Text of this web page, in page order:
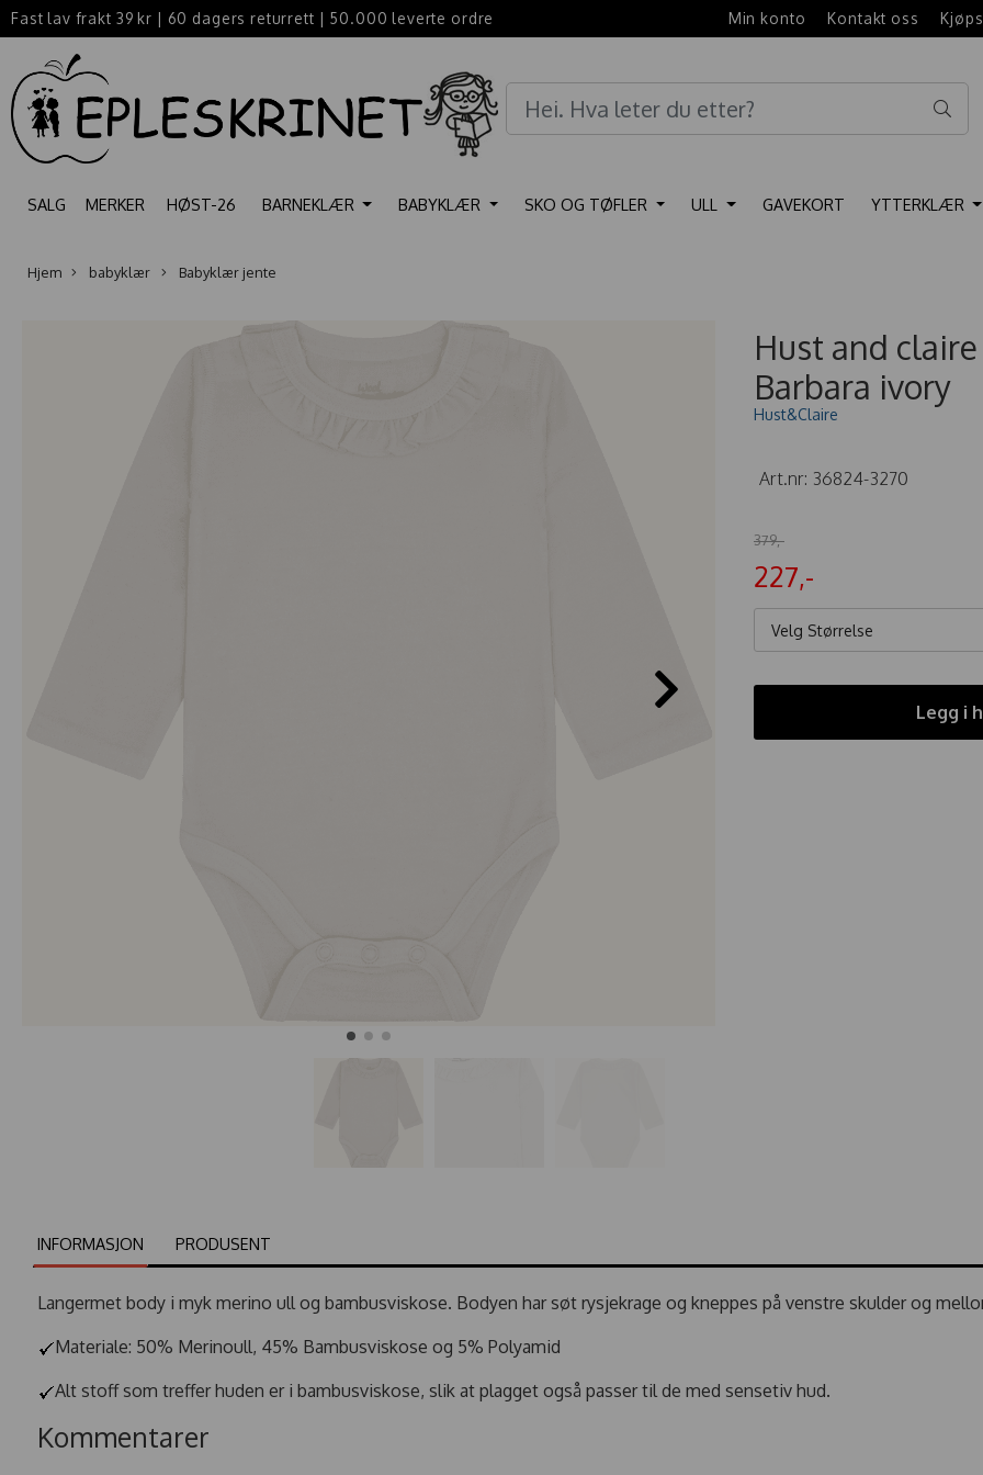
Fast lav frakt 39 kr | 60 dagers returrett | 50.000 leverte ordre Min konto Kontakt oss
SALG MERKER HØST-26 BARNEKLÆR BABYKLÆR SKO OG TØFLER ULL GAVEKORT YTTERKLÆR
Hjem babyklær Babyklær jente
Hust and
Barbara ivory
Hust&Claire
Art.nr: 36824-3270
379,-
227,-
Velg Størrelse
Legg i
INFORMASJON PRODUSENT
Langermet body i myk merino ull og bambusviskose. Bodyen har søt rysjekrage og kneppes på venstre skulder og
Materiale: 50% Merinoull, 45% Bambusviskose og 5% Polyamid
Alt stoff som treffer huden er i bambusviskose, slik at plagget også passer til de med sensetiv hud.
Kommentarer